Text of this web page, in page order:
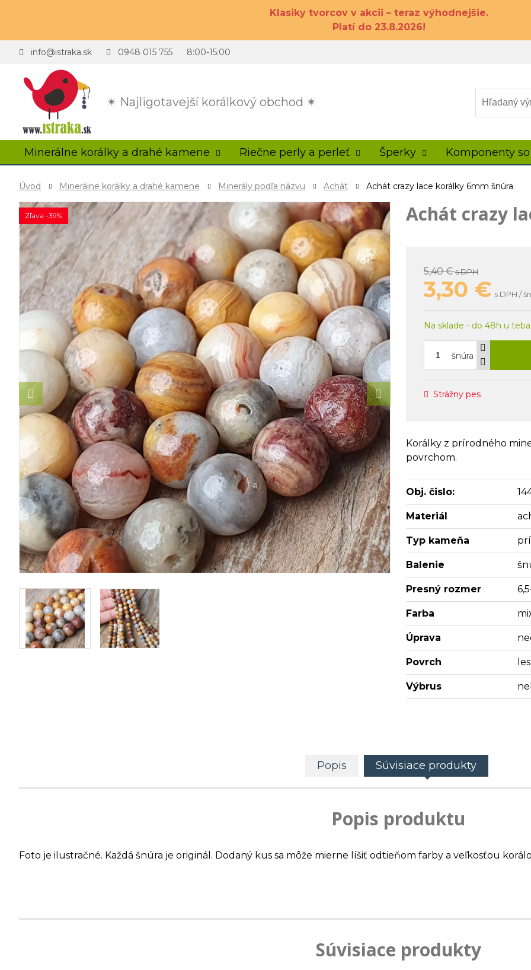
Klasiky tvorcov v akcii – teraz výhodnejšie.
Platí do 23.8.2026!
✴ Najligotavejší korálkový obchod ✴
info@istraka.sk 0948 015 755 8:00-15:00
Minerálne korálky a drahé kamene Riečne perly a perleť Šperky Komponenty
Úvod Minerálne korálky a drahé kamene Minerály podľa názvu Achát Achát crazy lace korálky 6mm šnúra
Zľava -39% Achát crazy
5,40 €s DPH
3,30 € s DPH /
Na sklade - do 48h u teba
šnúra
Strážny pes
Korálky z prírodného
povrchom.
Obj. čislo:
Materiál
Typ kameňa
Balenie
Presný rozmer
Farba
Úprava
Povrch
Výbrus
Popis Súvisiace produkty
Popis produktu
Foto je ilustračné. Každá šnúra je originál. Dodaný kus sa môže mierne líšiť odtieňom farby a veľkosťou
Súvisiace produkty